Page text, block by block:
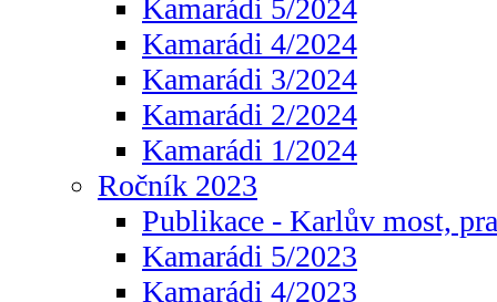
Kamarádi 5/2024
Kamarádi 4/2024
Kamarádi 3/2024
Kamarádi 2/2024
Kamarádi 1/2024
Ročník 2023
Publikace - Karlův most,
Kamarádi 5/2023
Kamarádi 4/2023